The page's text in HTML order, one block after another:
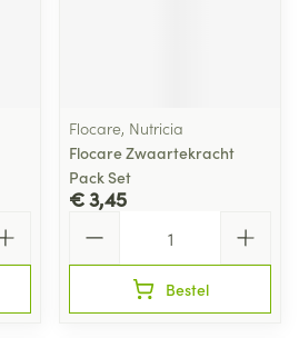
Flocare, Nutricia
Flocare Zwaartekracht
Pack Set
€ 3,45
Bestel